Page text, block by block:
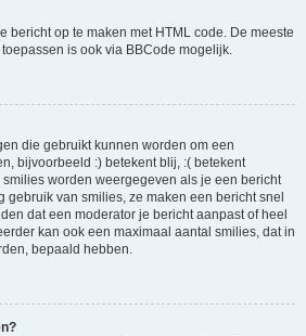
bericht op te maken met HTML code. De meeste
is ook via BBCode mogelijk.
die gebruikt kunnen worden om een
bijvoorbeeld :) betekent blij, :( betekent
worden weergegeven als je een bericht
gebruik van smilies, ze maken een bericht snel
dat een moderator je bericht aanpast of heel
kan ook een maximaal aantal smilies, dat in
bepaald hebben.